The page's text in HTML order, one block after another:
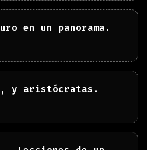
en un panorama.
y aristócratas.